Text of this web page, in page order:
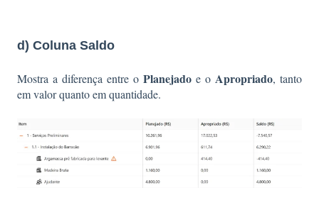
d) Coluna Saldo
Mostra a diferença entre o Planejado e o Apropriado, tanto
em valor quanto em quantidade.